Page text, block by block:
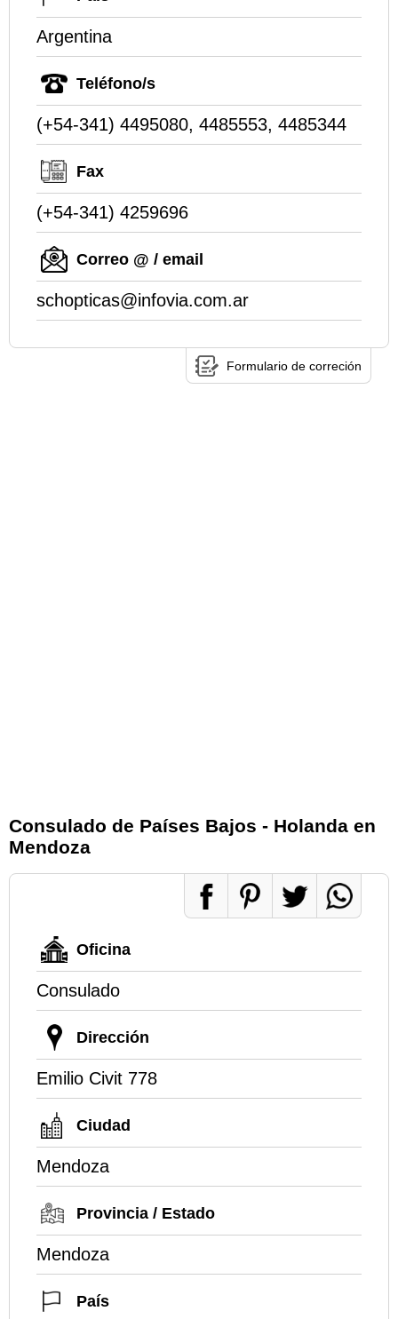
Argentina
Teléfono/s
(+54-341) 4495080, 4485553, 4485344
Fax
(+54-341) 4259696
Correo @ / email
schopticas@infovia.com.ar
Formulario de correción
Consulado de Países Bajos - Holanda en
Mendoza
Oficina
Consulado
Dirección
Emilio Civit 778
Ciudad
Mendoza
Provincia / Estado
Mendoza
País